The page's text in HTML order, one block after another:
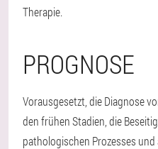
Therapie.
PROGNOSE
Vorausgesetzt, die Diagnose
den frühen Stadien, die
pathologischen Prozesses